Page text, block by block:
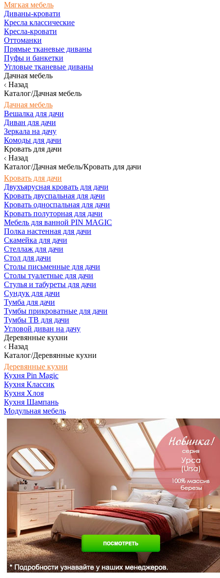
Мягкая мебель
Диваны-кровати
Кресла классические
Кресла-кровати
Оттоманки
Прямые тканевые диваны
Пуфы и банкетки
Угловые тканевые диваны
Дачная мебель
Назад
Каталог/Дачная мебель
Дачная мебель
Вешалка для дачи
Диван для дачи
Зеркала на дачу
Комоды для дачи
Кровать для дачи
Назад
Каталог/Дачная мебель/Кровать для дачи
Кровать для дачи
Двухъярусная кровать для дачи
Кровать двуспальная для дачи
Кровать односпальная для дачи
Кровать полуторная для дачи
Мебель для ванной PIN MAGIC
Полка настенная для дачи
Скамейка для дачи
Стеллаж для дачи
Стол для дачи
Столы письменные для дачи
Столы туалетные для дачи
Стулья и табуреты для дачи
Сундук для дачи
Тумба для дачи
Тумбы прикроватные для дачи
Тумбы ТВ для дачи
Угловой диван на дачу
Деревянные кухни
Назад
Каталог/Деревянные кухни
Деревянные кухни
Кухня Pin Magic
Кухня Классик
Кухня Хлоя
Кухня Шампань
Модульная мебель